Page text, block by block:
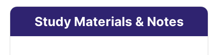
Study Materials & Notes